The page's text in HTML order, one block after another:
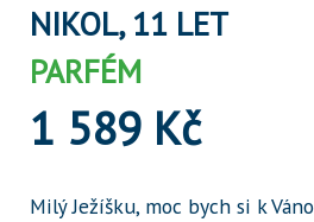
NIKOL, 11 LET
PARFÉM
1 589 Kč
Milý Ježíšku, moc bych si k